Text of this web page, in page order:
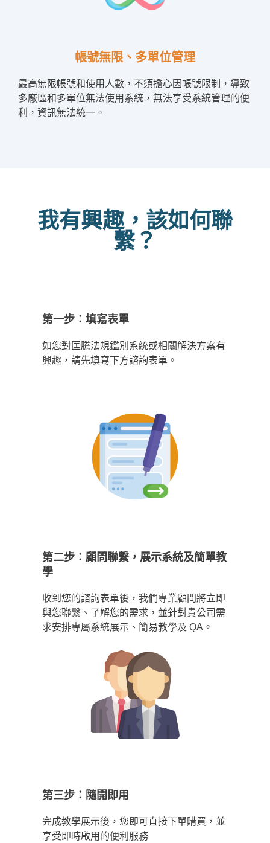
帳號無限、多單位管理
最高無限帳號和使用人數，不須擔心因帳號限制，導致
多廠區和多單位無法使用系統，無法享受系統管理的便
利，資訊無法統一。
我有興趣，該如何聯
繫？
第一步：填寫表單
如您對匡騰法規鑑別系統或相關解決方案有
興趣，請先填寫下方諮詢表單。
第二步：顧問聯繫，展示系統及簡單教
學
收到您的諮詢表單後，我們專業顧問將立即
與您聯繫、了解您的需求，並針對貴公司需
求安排專屬系統展示、簡易教學及 QA。
第三步：隨開即用
完成教學展示後，您即可直接下單購買，並
享受即時啟用的便利服務